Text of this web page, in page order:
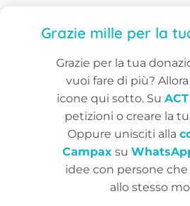
Grazie mille per la
Grazie per la tua
vuoi fare di più?
icone qui sotto. Su ACT
petizioni o creare la
Oppure unisciti alla
Campax su
idee con persone
allo stesso